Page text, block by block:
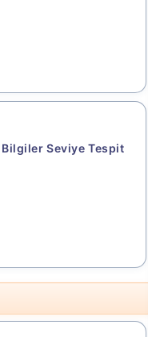
18.08.2026
Kılavuzu
Bilgiler Seviye Tespit